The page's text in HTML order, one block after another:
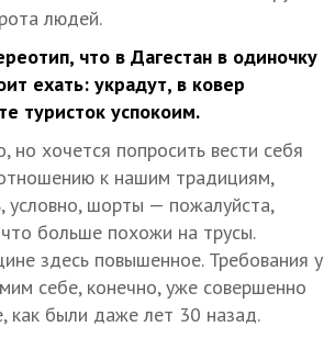
людей.
что в Дагестан в одиночку
ехать: украдут, в ковер
туристок успокоим.
но хочется попросить вести себя
к нашим традициям,
условно, шорты — пожалуйста,
больше похожи на трусы.
здесь повышенное. Требования у
себе, конечно, уже совершенно
как были даже лет 30 назад.